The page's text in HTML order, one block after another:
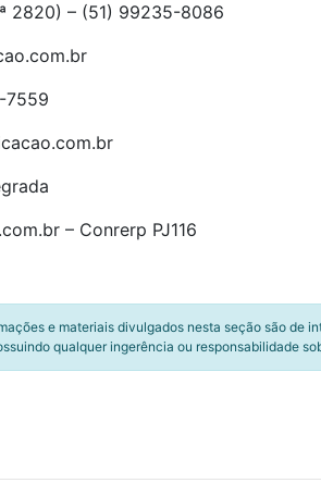
2820) – (51) 99235-8086
7559
– Conrerp PJ116
e materiais divulgados nesta seção são
qualquer ingerência ou responsabilidade